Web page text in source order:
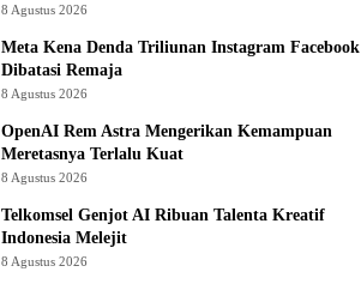
8 Agustus 2026
Meta Kena Denda Triliunan Instagram Facebook
Dibatasi Remaja
8 Agustus 2026
OpenAI Rem Astra Mengerikan Kemampuan
Meretasnya Terlalu Kuat
8 Agustus 2026
Telkomsel Genjot AI Ribuan Talenta Kreatif
Indonesia Melejit
8 Agustus 2026